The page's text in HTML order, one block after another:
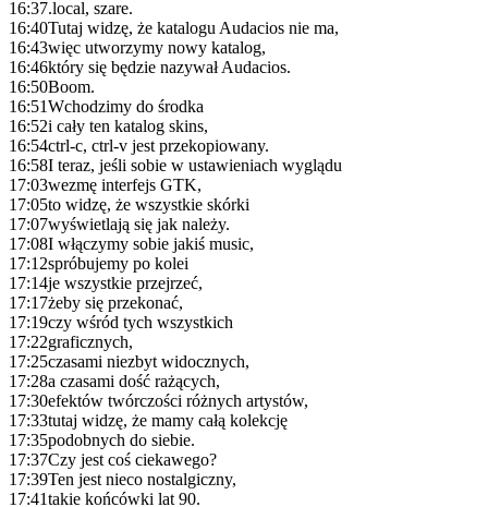
16:37.local, szare.
16:40Tutaj widzę, że katalogu Audacios nie ma,
16:43więc utworzymy nowy katalog,
16:46który się będzie nazywał Audacios.
16:50Boom.
16:51Wchodzimy do środka
16:52i cały ten katalog skins,
16:54ctrl-c, ctrl-v jest przekopiowany.
16:58I teraz, jeśli sobie w ustawieniach wyglądu
17:03wezmę interfejs GTK,
17:05to widzę, że wszystkie skórki
17:07wyświetlają się jak należy.
17:08I włączymy sobie jakiś music,
17:12spróbujemy po kolei
17:14je wszystkie przejrzeć,
17:17żeby się przekonać,
17:19czy wśród tych wszystkich
17:22graficznych,
17:25czasami niezbyt widocznych,
17:28a czasami dość rażących,
17:30efektów twórczości różnych artystów,
17:33tutaj widzę, że mamy całą kolekcję
17:35podobnych do siebie.
17:37Czy jest coś ciekawego?
17:39Ten jest nieco nostalgiczny,
17:41takie końcówki lat 90.